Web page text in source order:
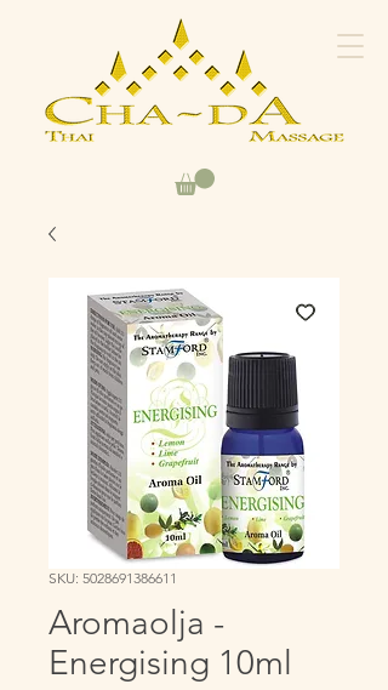
SKU: 5028691386611
Aromaolja -
Energising 10ml